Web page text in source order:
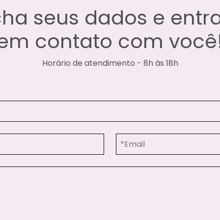
seus dados e
contato com
Horário de atendimento - 8h às 18h